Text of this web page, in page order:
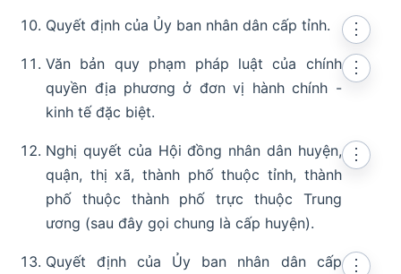
Quyết định của Ủy ban nhân dân cấp tỉnh.
⋮
Văn bản quy phạm pháp luật của chính
quyền địa phương ở đơn vị hành chính -
kinh tế đặc biệt.
⋮
Nghị quyết của Hội đồng nhân dân huyện,
quận, thị xã, thành phố thuộc tỉnh, thành
phố thuộc thành phố trực thuộc Trung
ương (sau đây gọi chung là cấp huyện).
⋮
Quyết định của Ủy ban nhân dân cấp
⋮